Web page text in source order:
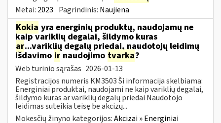
Metai: 2023 Pagrindinis: Naujiena
Kokia yra energinių produktų, naudojamų ne
kaip variklių degalai, šildymo kuras
ar...variklių degalų priedai, naudotojų leidimų
išdavimo ir naudojimo tvarka?
Web turinio sąrašas 2026-01-13
Registracijos numeris KM3503 Ši informacija skelbiama:
Energiniai produktai, naudojami ne kaip variklių degalai,
šildymo kuras ar variklių degalų priedai Naudotojo
leidimas suteikia teisę be akcizų...
Mokesčių žinyno kategorijos:Akcizai » Energiniai